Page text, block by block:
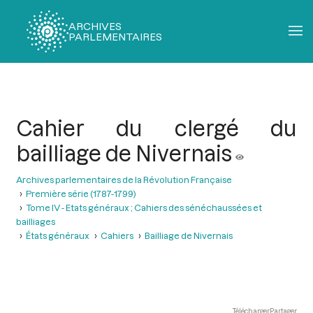
ARCHIVES
PARLEMENTAIRES
Cahier du clergé du
bailliage de Nivernais
Archives parlementaires de la Révolution Française
Première série (1787-1799)
Tome IV - Etats généraux ; Cahiers des sénéchaussées et
bailliages
États généraux
Cahiers Bailliage de Nivernais
TéléchargerPartager